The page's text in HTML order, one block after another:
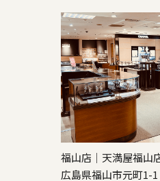
福山店｜天満屋福山
広島県福山市元町1-1